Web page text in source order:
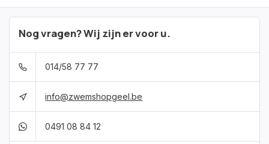
Nog vragen? Wij zijn er voor u.
014/58 77 77
info@zwemshopgeel.be
0491 08 84 12